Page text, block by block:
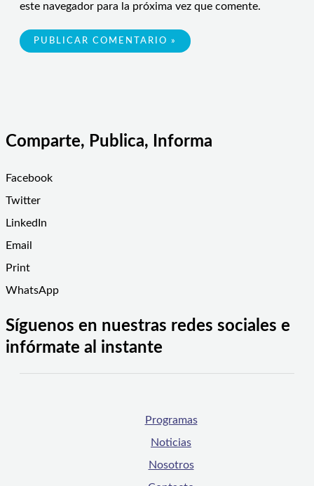
este navegador para la próxima vez que comente.
Comparte, Publica, Informa
Facebook
Twitter
LinkedIn
Email
Print
WhatsApp
Síguenos en nuestras redes sociales e
infórmate al instante
Programas
Noticias
Nosotros